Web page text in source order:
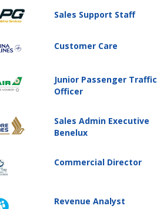
Sales Support Staff
Customer Care
Junior Passenger Traffic
Officer
Sales Admin Executive
Benelux
Commercial Director
Revenue Analyst